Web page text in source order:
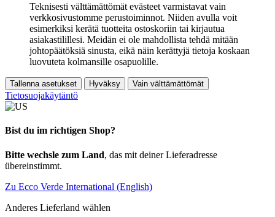
Teknisesti välttämättömät evästeet varmistavat vain
verkkosivustomme perustoiminnot. Niiden avulla voit
esimerkiksi kerätä tuotteita ostoskoriin tai kirjautua
asiakastilillesi. Meidän ei ole mahdollista tehdä mitään
johtopäätöksiä sinusta, eikä näin kerättyjä tietoja koskaan
luovuteta kolmansille osapuolille.
Tallenna asetukset Hyväksy Vain välttämättömät
Tietosuojakäytäntö
Bist du im richtigen Shop?
Bitte wechsle zum Land, das mit deiner Lieferadresse
übereinstimmt.
Zu Ecco Verde International (English)
Anderes Lieferland wählen